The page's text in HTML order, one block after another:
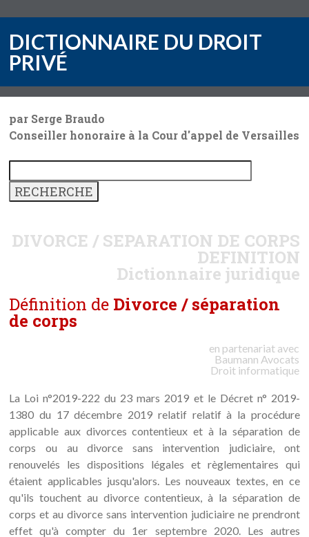
DICTIONNAIRE DU DROIT
PRIVÉ
par Serge Braudo
Conseiller honoraire à la Cour d'appel de Versailles
DIVORCE / SEPARATION DE CORPS
DEFINITION
Dictionnaire juridique
Définition de Divorce / séparation
de corps
en partenariat avec
Baumann Avocats
Droit informatique
La Loi n°2019-222 du 23 mars 2019 et le Décret n° 2019-
1380 du 17 décembre 2019 relatif relatif à la procédure
applicable aux divorces contentieux et à la séparation de
corps ou au divorce sans intervention judiciaire, ont
renouvelés les dispositions légales et règlementaires qui
étaient applicables jusqu'alors. Les nouveaux textes, en ce
qu'ils touchent au divorce contentieux, à la séparation de
corps et au divorce sans intervention judiciaire ne prendront
effet qu'à compter du 1er septembre 2020. Les autres